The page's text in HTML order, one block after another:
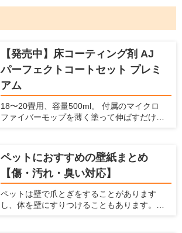
【発売中】床コーティング剤 AJ
パーフェクトコートセット プレミ
アム
18〜20畳用、容量500ml。 付属のマイクロ
ファイバーモップを薄く塗って伸ばすだけで
す。また、床・壁・家具のキズ・汚れを防止
できます。 ナノコンポジット技術による「ガ
ラスの薄膜」が、床・壁・家具などの表面を
コーティング。塗るだけで床の滑りを防ぎ、
キズ・汚れから守ります。 従来品より防滑性
能30％向上。 メンテナンス不要で、長期間効
ペットにおすすめの壁紙まとめ
【傷・汚れ・臭い対応】
ペットは壁で爪とぎをすることがあります
し、体を壁にすりつけることもあります。ま